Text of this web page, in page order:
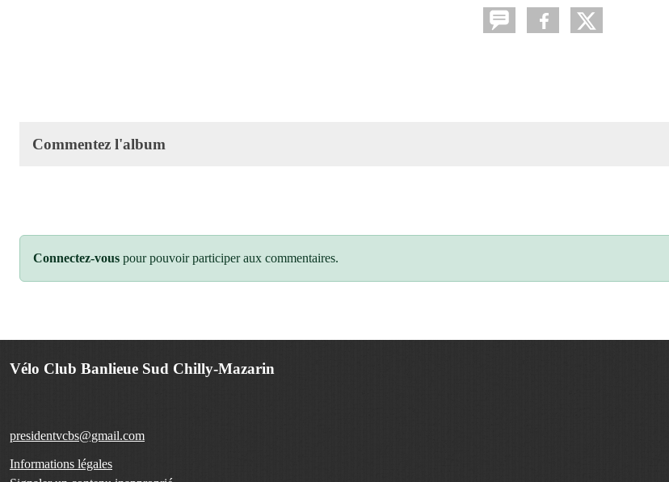
Commentez l'album
Connectez-vous pour pouvoir participer aux commentaires.
Vélo Club Banlieue Sud Chilly-Mazarin
presidentvcbs@gmail.com
Informations légales